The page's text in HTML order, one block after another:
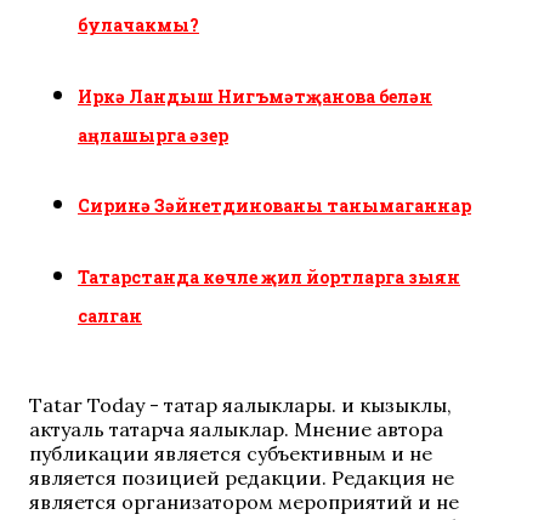
булачакмы?
Иркә Ландыш Нигъмәтҗанова белән
аңлашырга әзер
Сиринә Зәйнетдинованы танымаганнар
Татарстанда көчле җил йортларга зыян
салган
Tatar Today - татар яңалыклары. иң кызыклы,
актуаль татарча яңалыклар. Мнение автора
публикации является субъективным и не
является позицией редакции. Редакция не
является организатором мероприятий и не